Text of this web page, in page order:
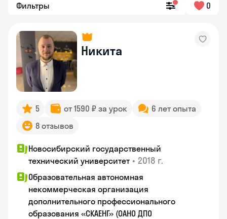
Фильтры 0
Никита
5 от 1590 ₽ за урок
6 лет опыта
8 отзывов
Новосибирский государственный
технический университет • 2018 г.
Образовательная автономная
некоммерческая организация
дополнительного профессионального
образования «СКАЕНГ» (ОАНО ДПО